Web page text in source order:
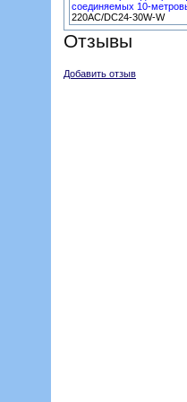
соединяемых 10-
220AC/DC24-30W-W
Отзывы
Добавить отзыв